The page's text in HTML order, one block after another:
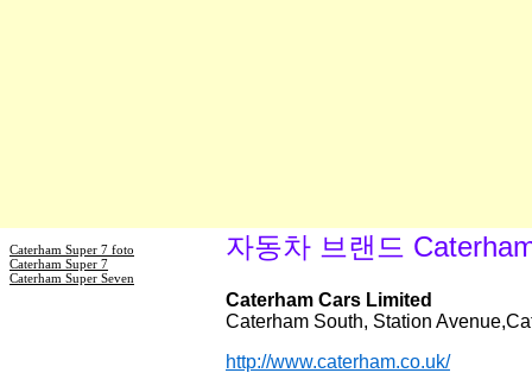
Caterham Super 7 foto
Caterham Super 7
Caterham Super Seven
자동차 브랜드
Caterham Cars Limited
Caterham South, Station
http://www.caterham.co.uk/